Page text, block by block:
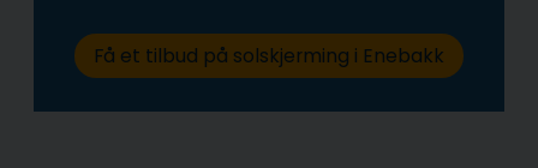
Få et tilbud på solskjerming i Enebakk